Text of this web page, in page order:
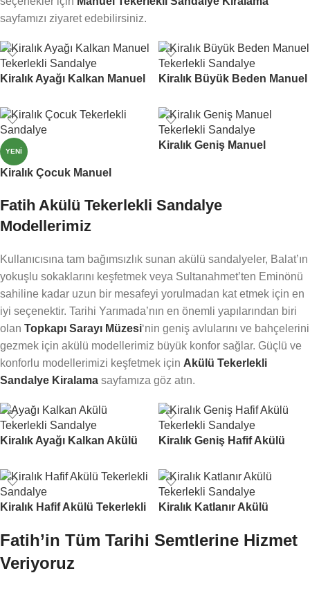
sayfamızı ziyaret edebilirsiniz.
Kiralık Ayağı Kalkan Manuel
Kiralık Büyük Beden Manuel
YENI
Kiralık Çocuk Manuel
Kiralık Geniş Manuel
Fatih Akülü Tekerlekli Sandalye
Modellerimiz
Kullanıcısına tam bağımsızlık sunan akülü sandalyeler, Balat’ın
yokuşlu sokaklarını keşfetmek veya Sultanahmet’ten Eminönü
sahiline kadar uzun bir mesafeyi yorulmadan kat etmek için en
iyi seçenektir. Tarihi Yarımada’nın en önemli yapılarından biri
olan Topkapı Sarayı Müzesi‘nin geniş avlularını ve bahçelerini
gezmek için akülü modellerimiz büyük konfor sağlar. Güçlü ve
konforlu modellerimizi keşfetmek için Akülü Tekerlekli
Sandalye Kiralama sayfamıza göz atın.
Kiralık Ayağı Kalkan Akülü
Kiralık Geniş Hafif Akülü
Kiralık Hafif Akülü Tekerlekli
Kiralık Katlanır Akülü
Fatih’in Tüm Tarihi Semtlerine Hizmet
Veriyoruz